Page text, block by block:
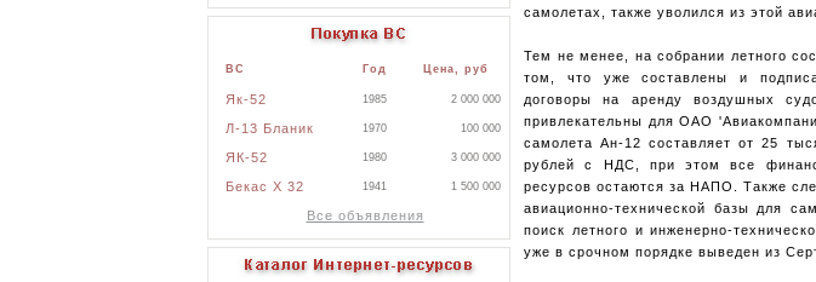
ВС Год Цена, руб
Як-52 1985 2 000 000
Л-13 Бланик 1970 100 000
ЯК-52 1980 3 000 000
Бекас X 32 1941 1 500 000
Все объявления
самолетах, также уволился из этой
Тем не менее, на собрании летного
том, что уже составлены и
договоры на аренду воздушных
привлекательны для ОАО
самолета Ан-12 составляет от 25
рублей с НДС, при этом все
ресурсов остаются за НАПО. Также
авиационно-технической базы для
поиск летного и инженерно-
уже в срочном порядке выведен из